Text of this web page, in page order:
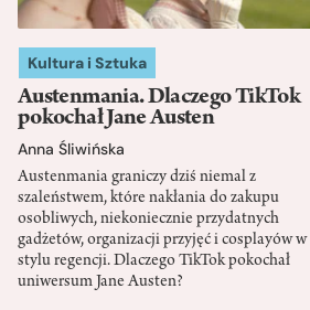
Kultura i Sztuka
Austenmania. Dlaczego TikTok
pokochał Jane Austen
Anna Śliwińska
Austenmania graniczy dziś niemal z
szaleństwem, które nakłania do zakupu
osobliwych, niekoniecznie przydatnych
gadżetów, organizacji przyjęć i cosplayów w
stylu regencji. Dlaczego TikTok pokochał
uniwersum Jane Austen?